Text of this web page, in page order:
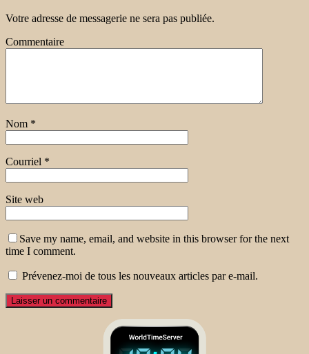
Votre adresse de messagerie ne sera pas publiée.
Commentaire
Nom *
Courriel *
Site web
Save my name, email, and website in this browser for the next
time I comment.
Prévenez-moi de tous les nouveaux articles par e-mail.